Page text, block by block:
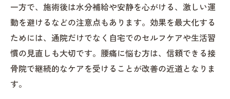
一方で、施術後は水分補給や安静を心がける、激しい運
動を避けるなどの注意点もあります。効果を最大化する
ためには、通院だけでなく自宅でのセルフケアや生活習
慣の見直しも大切です。腰痛に悩む方は、信頼できる接
骨院で継続的なケアを受けることが改善の近道となりま
す。